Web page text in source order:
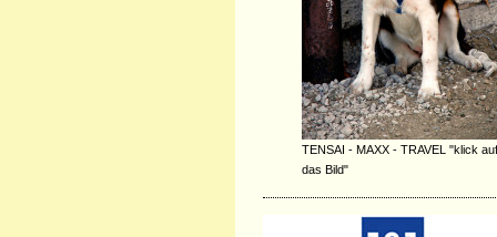
TENSAI - MAXX - TRAVEL "klick auf
das Bild"